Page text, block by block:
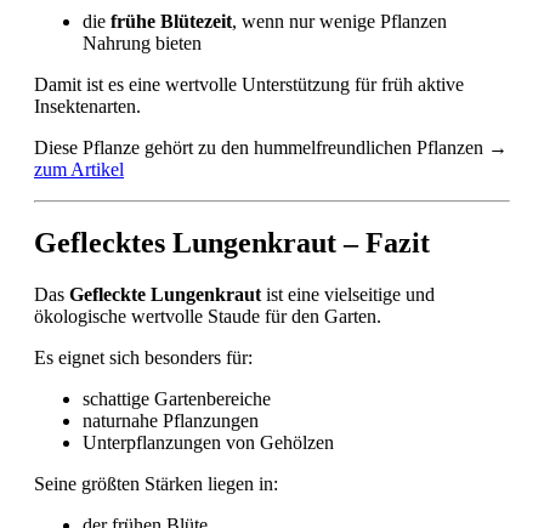
die frühe Blütezeit, wenn nur wenige Pflanzen
Nahrung bieten
Damit ist es eine wertvolle Unterstützung für früh aktive
Insektenarten.
Diese Pflanze gehört zu den hummelfreundlichen Pflanzen →
zum Artikel
Geflecktes Lungenkraut – Fazit
Das Gefleckte Lungenkraut ist eine vielseitige und
ökologische wertvolle Staude für den Garten.
Es eignet sich besonders für:
schattige Gartenbereiche
naturnahe Pflanzungen
Unterpflanzungen von Gehölzen
Seine größten Stärken liegen in: